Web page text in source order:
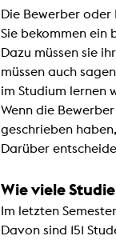
Die Bewerber
Sie bekommen ein
Dazu müssen sie
müssen auch
im Studium lernen
Wenn die
geschrieben
Darüber
Wie viele
Im letzten
Davon sind 151